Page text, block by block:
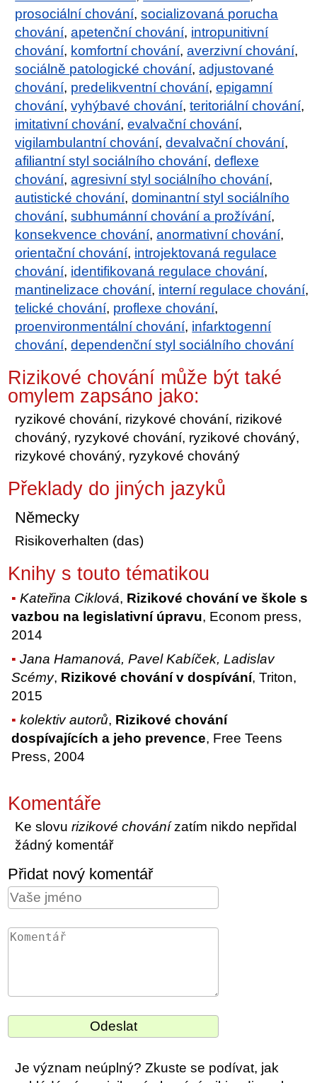
prosociální chování,socializovaná porucha
chování,apetenční chování, intropunitivní
chování, komfortní chování,averzivní chování,
sociálně patologické chování,adjustované
chování, predelikventní chování,epigamní
chování,vyhýbavé chování,teritoriální chování,
imitativní chování,evalvační chování,
vigilambulantní chování,devalvační chování,
afiliantní styl sociálního chování,deflexe
chování,agresivní styl sociálního chování,
autistické chování,dominantní styl sociálního
chování,subhumánní chování a prožívání,
konsekvence chování,anormativní chování,
orientační chování, introjektovaná regulace
chování, identifikovaná regulace chování,
mantinelizace chování, interní regulace chování,
telické chování, proflexe chování,
proenvironmentální chování, infarktogenní
chování,dependenční styl sociálního chování
Rizikové chování může být také
omylem zapsáno jako:
ryzikové chování, rizykové chování, rizikové
chováný, ryzykové chování, ryzikové chováný,
rizykové chováný, ryzykové chováný
Překlady do jiných jazyků
Německy
Risikoverhalten (das)
Knihy s touto tématikou
Kateřina Ciklová, Rizikové chování ve škole s
vazbou na legislativní úpravu, Econom press,
2014
Jana Hamanová, Pavel Kabíček, Ladislav
Scémy, Rizikové chování v dospívání, Triton,
2015
kolektiv autorů, Rizikové chování
dospívajících a jeho prevence, Free Teens
Press, 2004
Komentáře
Ke slovurizikové chovánízatím nikdo nepřidal
žádný komentář
Přidat nový komentář
Je význam neúplný? Zkuste se podívat, jak